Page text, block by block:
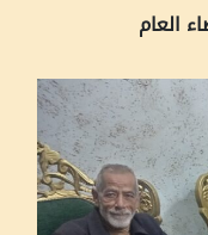
العام